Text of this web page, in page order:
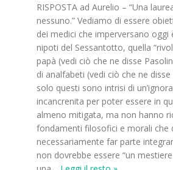
RISPOSTA ad Aurelio – “Una
nessuno.” Vediamo di essere
dei medici che imperversano oggi
nipoti del Sessantotto, quella
papà (vedi ciò che ne disse
di analfabeti (vedi ciò che ne
solo questi sono intrisi di
incancrenita per poter essere in
almeno mitigata, ma non hanno
fondamenti filosofici e morali che
necessariamente far parte
non dovrebbe essere “un